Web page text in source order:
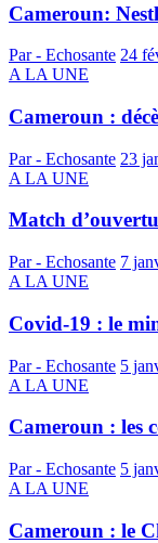
Cameroun:
Par - Echosante 24
A LA UNE
Cameroun :
Par - Echosante 23
A LA UNE
Match
Par - Echosante 7
A LA UNE
Covid-19 : le
Par - Echosante 5
A LA UNE
Cameroun : les
Par - Echosante 5
A LA UNE
Cameroun : le